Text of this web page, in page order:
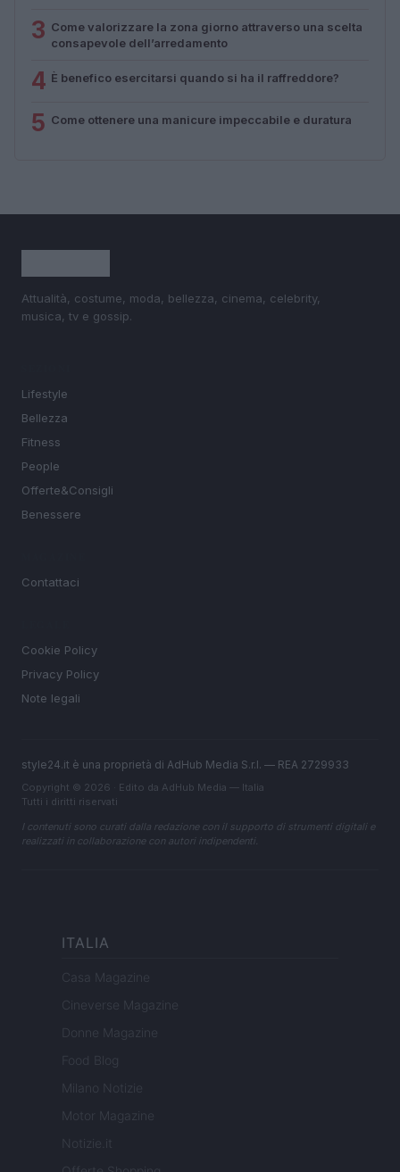
3 Come valorizzare la zona giorno attraverso una scelta
consapevole dell’arredamento
4 È benefico esercitarsi quando si ha il raffreddore?
5 Come ottenere una manicure impeccabile e duratura
Attualità, costume, moda, bellezza, cinema, celebrity,
musica, tv e gossip.
Lifestyle
Bellezza
Fitness
People
Offerte&Consigli
Benessere
Contattaci
Cookie Policy
Privacy Policy
Note legali
style24.it è una proprietà di AdHub Media S.r.l. — REA 2729933
Copyright © 2026 · Edito da AdHub Media — Italia
Tutti i diritti riservati
I contenuti sono curati dalla redazione con il supporto di strumenti digitali e
realizzati in collaborazione con autori indipendenti.
ITALIA
Casa Magazine
Cineverse Magazine
Donne Magazine
Food Blog
Milano Notizie
Motor Magazine
Notizie.it